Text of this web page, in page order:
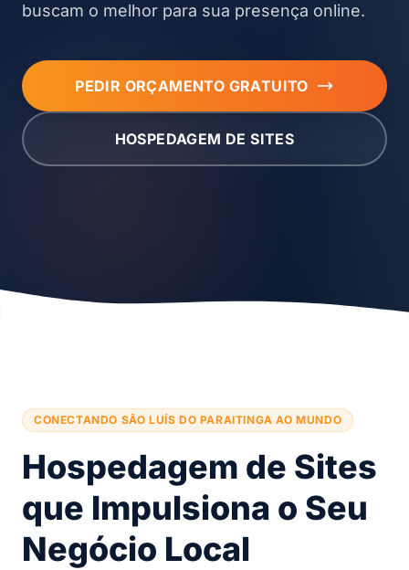
buscam o melhor para sua presença online.
PEDIR ORÇAMENTO GRATUITO
HOSPEDAGEM DE SITES
CONECTANDO SÃO LUÍS DO PARAITINGA AO MUNDO
Hospedagem de Sites
que Impulsiona o Seu
Negócio Local